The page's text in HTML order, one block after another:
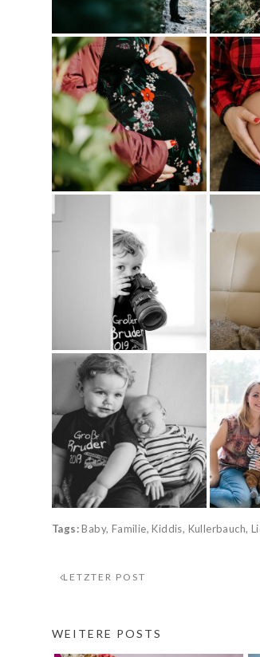
Tags:Baby, Familie,Kiddis, Kullerbauch,
LETZTER POST
WEITERE POSTS